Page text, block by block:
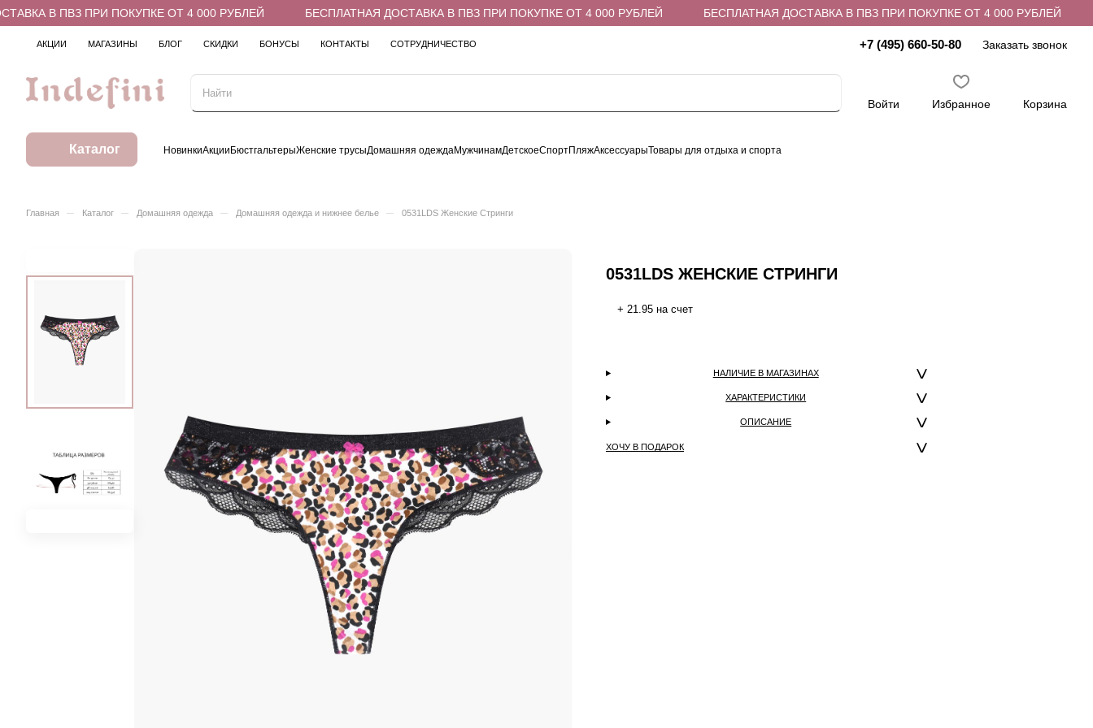
В ПВЗ ПРИ ПОКУПКЕ ОТ 4 000 РУБЛЕЙ БЕСПЛАТНАЯ ДОСТАВКА В ПВЗ ПРИ ПОКУПКЕ ОТ 4 000 РУБЛЕЙ БЕСПЛАТНАЯ ДОСТАВКА В ПВЗ ПРИ ПОКУПКЕ ОТ 4 000 РУБЛЕЙ
АКЦИИ МАГАЗИНЫ БЛОГ СКИДКИ БОНУСЫ КОНТАКТЫ СОТРУДНИЧЕСТВО +7 (495) 660-50-80 Заказать звонок
Войти Избранное Корзина
Каталог НовинкиАкцииБюстгальтерыЖенские трусыДомашняя одеждаМужчинамДетскоеСпортПляжАксессуарыТовары для отдыха и спорта
Главная – Каталог – Домашняя одежда – Домашняя одежда и нижнее белье – 0531LDS Женские Стринги
0531LDS ЖЕНСКИЕ СТРИНГИ
+ 21.95 на счет
НАЛИЧИЕ В МАГАЗИНАХ
ХАРАКТЕРИСТИКИ
ОПИСАНИЕ
ХОЧУ В ПОДАРОК